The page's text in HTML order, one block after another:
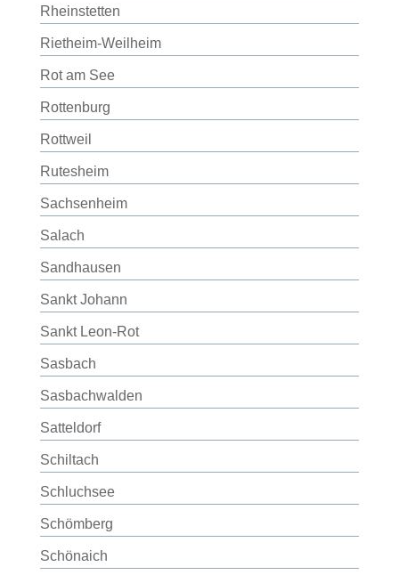
Rheinstetten
Rietheim-Weilheim
Rot am See
Rottenburg
Rottweil
Rutesheim
Sachsenheim
Salach
Sandhausen
Sankt Johann
Sankt Leon-Rot
Sasbach
Sasbachwalden
Satteldorf
Schiltach
Schluchsee
Schömberg
Schönaich